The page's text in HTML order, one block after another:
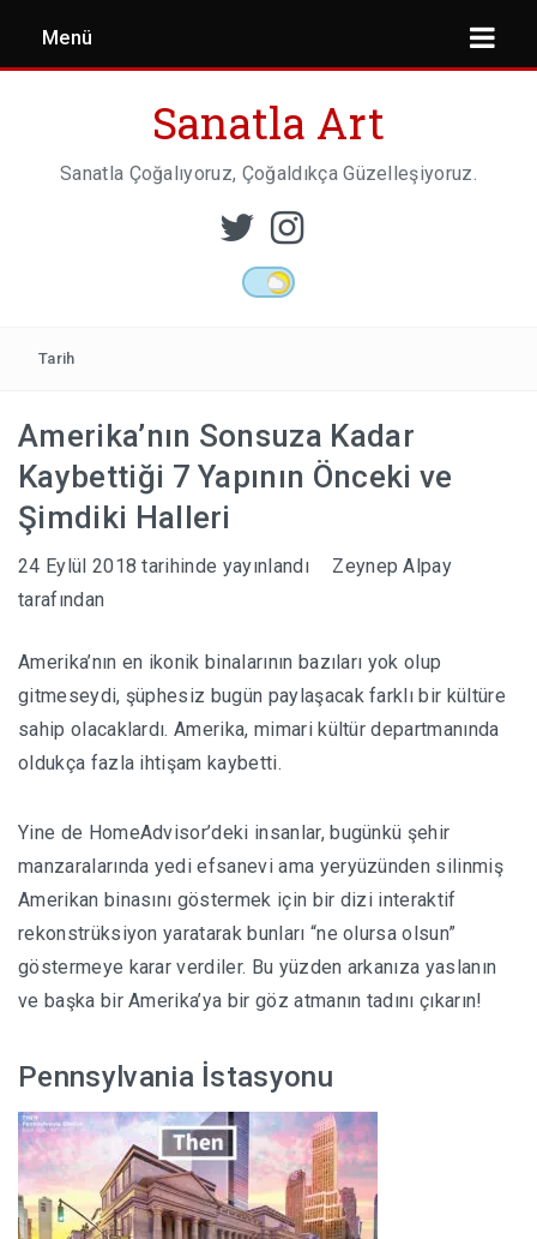
Menü
MIMARI
HABERLER
Sanatla Art
Sanatla Çoğalıyoruz, Çoğaldıkça Güzelleşiyoruz.
Tarih
Amerika’nın Sonsuza Kadar
Kaybettiği 7 Yapının Önceki ve
Şimdiki Halleri
24 Eylül 2018 tarihinde yayınlandı
Zeynep Alpay
tarafından
Amerika’nın en ikonik binalarının bazıları yok olup
gitmeseydi, şüphesiz bugün paylaşacak farklı bir kültüre
sahip olacaklardı. Amerika, mimari kültür departmanında
oldukça fazla ihtişam kaybetti.
Yine de HomeAdvisor’deki insanlar, bugünkü şehir
manzaralarında yedi efsanevi ama yeryüzünden silinmiş
Amerikan binasını göstermek için bir dizi interaktif
rekonstrüksiyon yaratarak bunları “ne olursa olsun”
göstermeye karar verdiler. Bu yüzden arkanıza yaslanın
ve başka bir Amerika’ya bir göz atmanın tadını çıkarın!
Pennsylvania İstasyonu